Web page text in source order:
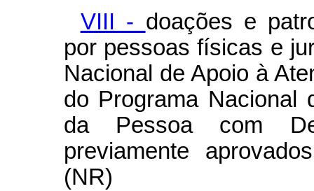
VIII - doações e
por pessoas físicas e
Nacional de Apoio à
do Programa Nacional
da Pessoa com
previamente
(NR)